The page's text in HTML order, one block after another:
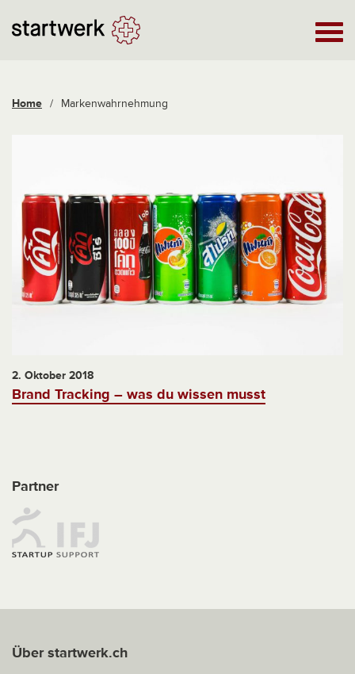
Home / Markenwahrnehmung
2. Oktober 2018
Brand Tracking – was du wissen musst
Partner
Über startwerk.ch